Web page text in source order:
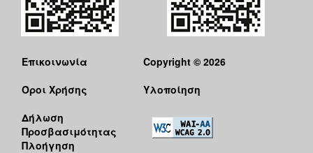
Επικοινωνία
Όροι Χρήσης
Δήλωση
Προσβασιμότητας
Πλοήγηση
Copyright © 2026
Υλοποίηση